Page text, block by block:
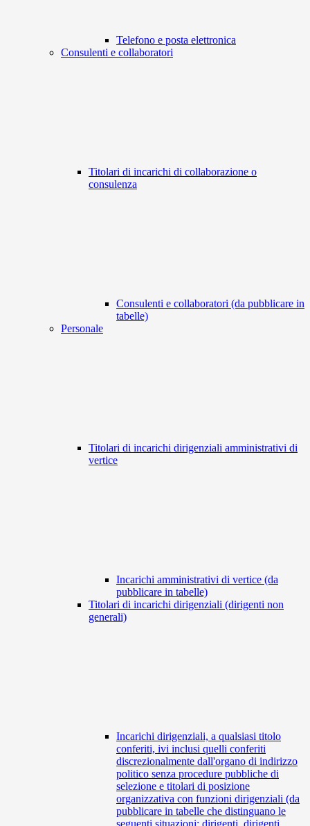
Telefono e posta elettronica
Consulenti e collaboratori
Titolari di incarichi di collaborazione o
consulenza
Consulenti e collaboratori (da pubblicare in
tabelle)
Personale
Titolari di incarichi dirigenziali amministrativi di
vertice
Incarichi amministrativi di vertice (da
pubblicare in tabelle)
Titolari di incarichi dirigenziali (dirigenti non
generali)
Incarichi dirigenziali, a qualsiasi titolo
conferiti, ivi inclusi quelli conferiti
discrezionalmente dall'organo di indirizzo
politico senza procedure pubbliche di
selezione e titolari di posizione
organizzativa con funzioni dirigenziali (da
pubblicare in tabelle che distinguano le